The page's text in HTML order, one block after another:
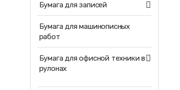
Бумага для записей
Бумага для машинописных
работ
Бумага для офисной техники в
рулонах